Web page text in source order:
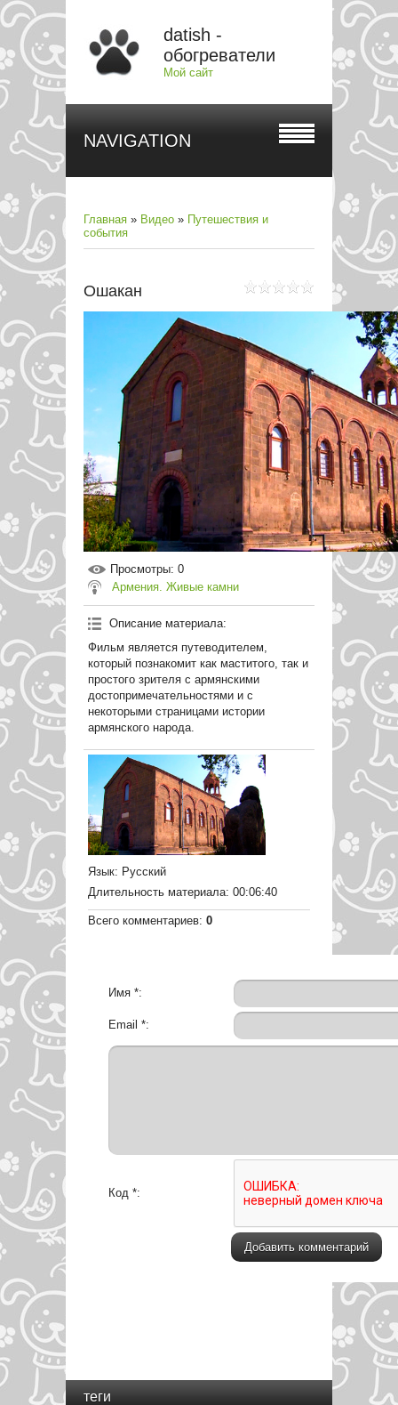
datish -
обогреватели
Мой сайт
NAVIGATION
Главная » Видео » Путешествия и
события
Ошакан
Просмотры: 0
Армения. Живые камни
Описание материала:
Фильм является путеводителем,
который познакомит как маститого, так и
простого зрителя с армянскими
достопримечательностями и с
некоторыми страницами истории
армянского народа.
Язык: Русский
Длительность материала: 00:06:40
Всего комментариев: 0
Имя *:
Email *:
Код *:
теги